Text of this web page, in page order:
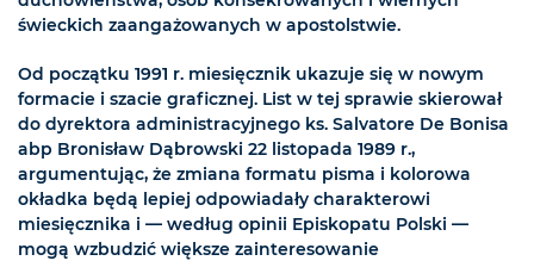
świeckich zaangażowanych w apostolstwie.
Od początku 1991 r. miesięcznik ukazuje się w nowym
formacie i szacie graficznej. List w tej sprawie skierował
do dyrektora administracyjnego ks. Salvatore De Bonisa
abp Bronisław Dąbrowski 22 listopada 1989 r.,
argumentując, że zmiana formatu pisma i kolorowa
okładka będą lepiej odpowiadały charakterowi
miesięcznika i — według opinii Episkopatu Polski —
mogą wzbudzić większe zainteresowanie